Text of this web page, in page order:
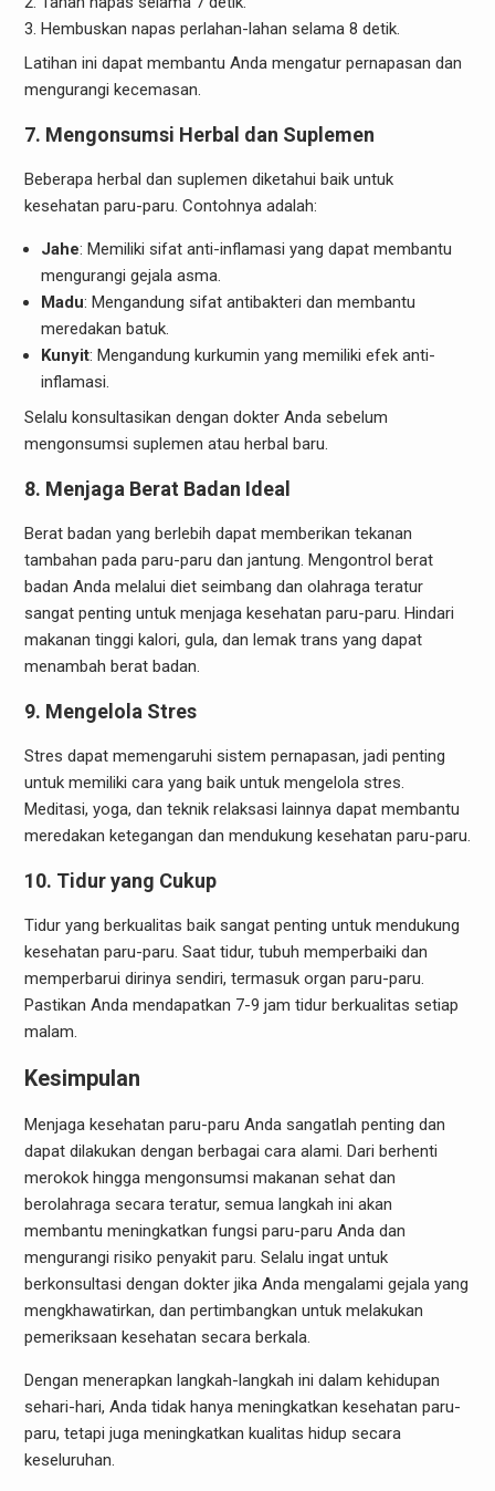
Hembuskan napas perlahan-lahan selama 8 detik.
Latihan ini dapat membantu Anda mengatur pernapasan dan
mengurangi kecemasan.
7. Mengonsumsi Herbal dan Suplemen
Beberapa herbal dan suplemen diketahui baik untuk
kesehatan paru-paru. Contohnya adalah:
Jahe: Memiliki sifat anti-inflamasi yang dapat membantu
mengurangi gejala asma.
Madu: Mengandung sifat antibakteri dan membantu
meredakan batuk.
Kunyit: Mengandung kurkumin yang memiliki efek anti-
inflamasi.
Selalu konsultasikan dengan dokter Anda sebelum
mengonsumsi suplemen atau herbal baru.
8. Menjaga Berat Badan Ideal
Berat badan yang berlebih dapat memberikan tekanan
tambahan pada paru-paru dan jantung. Mengontrol berat
badan Anda melalui diet seimbang dan olahraga teratur
sangat penting untuk menjaga kesehatan paru-paru. Hindari
makanan tinggi kalori, gula, dan lemak trans yang dapat
menambah berat badan.
9. Mengelola Stres
Stres dapat memengaruhi sistem pernapasan, jadi penting
untuk memiliki cara yang baik untuk mengelola stres.
Meditasi, yoga, dan teknik relaksasi lainnya dapat membantu
meredakan ketegangan dan mendukung kesehatan paru-paru.
10. Tidur yang Cukup
Tidur yang berkualitas baik sangat penting untuk mendukung
kesehatan paru-paru. Saat tidur, tubuh memperbaiki dan
memperbarui dirinya sendiri, termasuk organ paru-paru.
Pastikan Anda mendapatkan 7-9 jam tidur berkualitas setiap
malam.
Kesimpulan
Menjaga kesehatan paru-paru Anda sangatlah penting dan
dapat dilakukan dengan berbagai cara alami. Dari berhenti
merokok hingga mengonsumsi makanan sehat dan
berolahraga secara teratur, semua langkah ini akan
membantu meningkatkan fungsi paru-paru Anda dan
mengurangi risiko penyakit paru. Selalu ingat untuk
berkonsultasi dengan dokter jika Anda mengalami gejala yang
mengkhawatirkan, dan pertimbangkan untuk melakukan
pemeriksaan kesehatan secara berkala.
Dengan menerapkan langkah-langkah ini dalam kehidupan
sehari-hari, Anda tidak hanya meningkatkan kesehatan paru-
paru, tetapi juga meningkatkan kualitas hidup secara
keseluruhan.